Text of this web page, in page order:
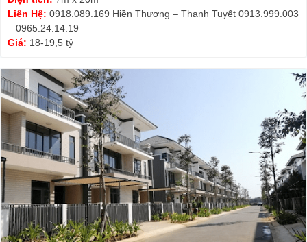
Liên Hệ: 0918.089.169 Hiền Thương – Thanh Tuyết 0913.999.003
– 0965.24.14.19
Giá: 18-19,5 tỷ